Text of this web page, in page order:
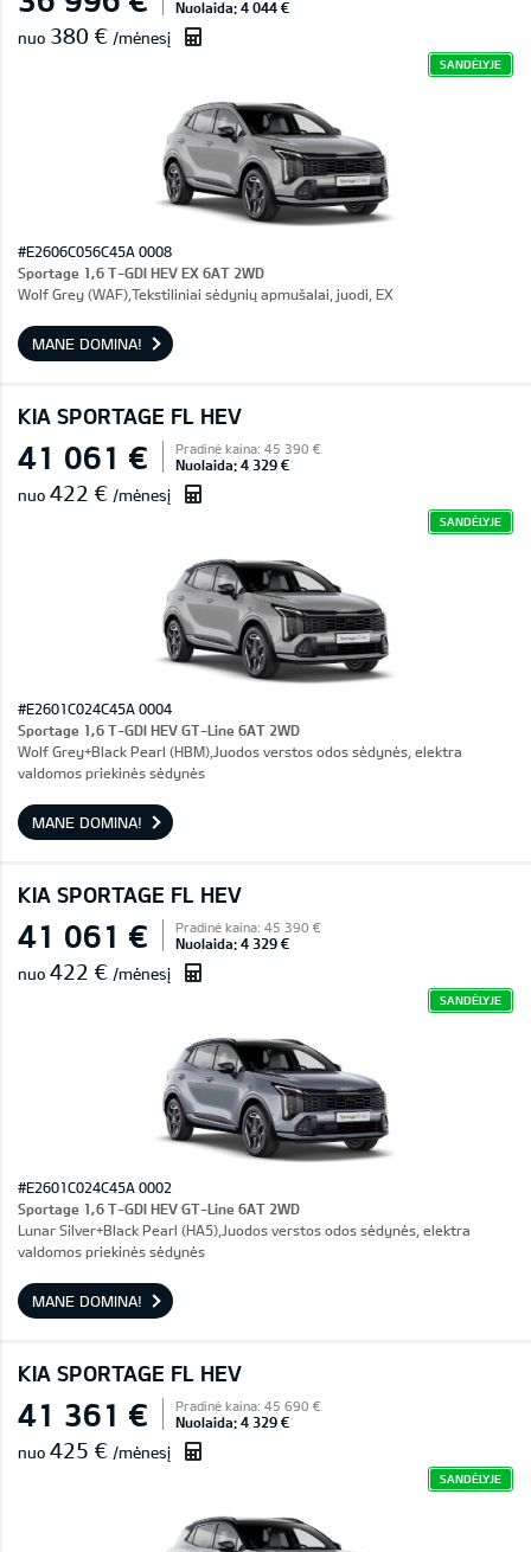
Nuolaida: 4 044 €
nuo 380 € /mėnesį
SANDĖLYJE
#E2606C056C45A 0008
Sportage 1,6 T-GDI HEV EX 6AT 2WD
Wolf Grey (WAF),Tekstiliniai sėdynių apmušalai, juodi, EX
MANE DOMINA!
KIA SPORTAGE FL HEV
41 061 € Pradinė kaina: 45 390 €
Nuolaida: 4 329 €
nuo 422 € /mėnesį
SANDĖLYJE
#E2601C024C45A 0004
Sportage 1,6 T-GDI HEV GT-Line 6AT 2WD
Wolf Grey+Black Pearl (HBM),Juodos verstos odos sėdynės, elektra
valdomos priekinės sėdynės
MANE DOMINA!
KIA SPORTAGE FL HEV
41 061 € Pradinė kaina: 45 390 €
Nuolaida: 4 329 €
nuo 422 € /mėnesį
SANDĖLYJE
#E2601C024C45A 0002
Sportage 1,6 T-GDI HEV GT-Line 6AT 2WD
Lunar Silver+Black Pearl (HA5),Juodos verstos odos sėdynės, elektra
valdomos priekinės sėdynės
MANE DOMINA!
KIA SPORTAGE FL HEV
41 361 € Pradinė kaina: 45 690 €
Nuolaida: 4 329 €
nuo 425 € /mėnesį
SANDĖLYJE